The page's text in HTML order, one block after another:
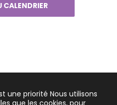
CALENDRIER
une priorité Nous utilisons
que les cookies, pour